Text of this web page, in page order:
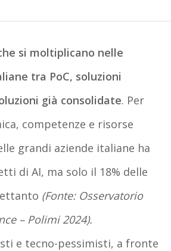
si moltiplicano nelle
tra PoC, soluzioni
già consolidate. Per
competenze e risorse
grandi aziende italiane ha
di AI, ma solo il 18% delle
(Fonte: Osservatorio
– Polimi 2024).
e tecno-pessimisti, a fronte